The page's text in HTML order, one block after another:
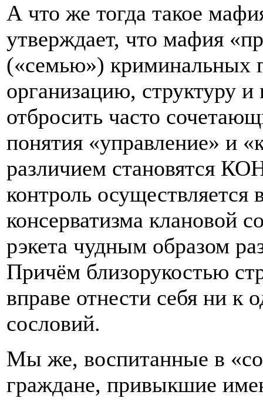
А что же тогда такое
утверждает, что мафия
(«семью»)
организацию, структуру
отбросить часто
понятия «управление» и
различием становятся
контроль
консерватизма клановой
рэкета чудным образом
Причём близорукостью
вправе отнести себя ни
сословий.
Мы же, воспитанные в
граждане, привыкшие